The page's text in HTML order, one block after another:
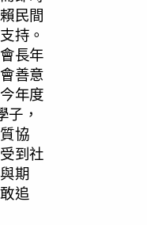
民間
持。
長年
善意
年度
，
協
到社
期
追